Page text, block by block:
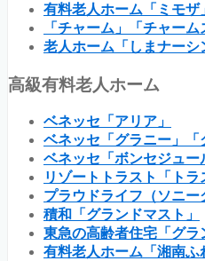
有料老人ホーム「ミモザ
「チャーム」「チャーム
老人ホーム「しまナーシ
高級有料老人ホーム
ベネッセ「アリア」
ベネッセ「グラニー」「
ベネッセ「ボンセジュー
リゾートトラスト「トラ
プラウドライフ（ソニー
積和「グランドマスト」
東急の高齢者住宅「グラ
有料老人ホーム「湘南ふ